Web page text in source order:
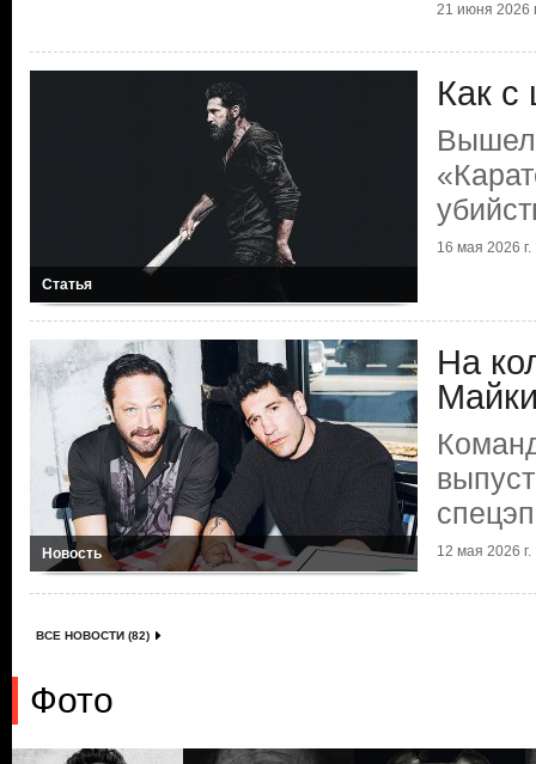
21 июня 2026
Статья
Как с
Вышел
16 мая 2026 г.
Новость
На
12 мая 2026 г.
ВСЕ НОВОСТИ (82)
Фото